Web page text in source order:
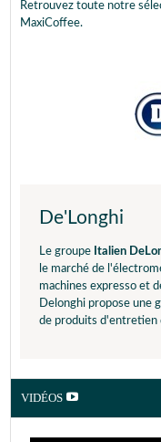
Retrouvez toute notre
MaxiCoffee.
De'Longhi
Le groupe Italien
le marché de
machines expresso et
Delonghi propose une
de produits d'entretien
VIDÉOS